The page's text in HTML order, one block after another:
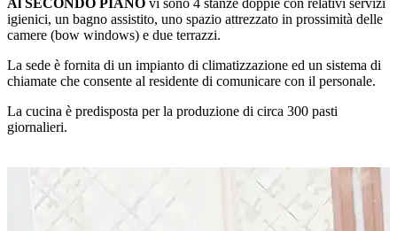
Al SECONDO PIANO vi sono 4 stanze doppie con relativi servizi
igienici, un bagno assistito, uno spazio attrezzato in prossimità delle
camere (bow windows) e due terrazzi.
La sede è fornita di un impianto di climatizzazione ed un sistema di
chiamate che consente al residente di comunicare con il personale.
La cucina è predisposta per la produzione di circa 300 pasti
giornalieri.